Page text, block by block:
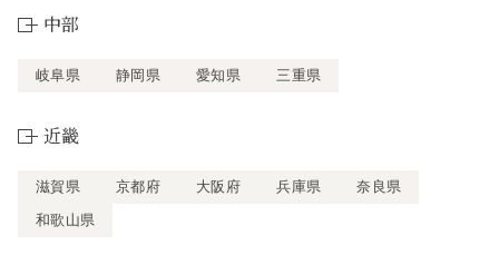
中部
岐阜県 静岡県 愛知県 三重県
近畿
滋賀県 京都府 大阪府 兵庫県
奈良県
和歌山県